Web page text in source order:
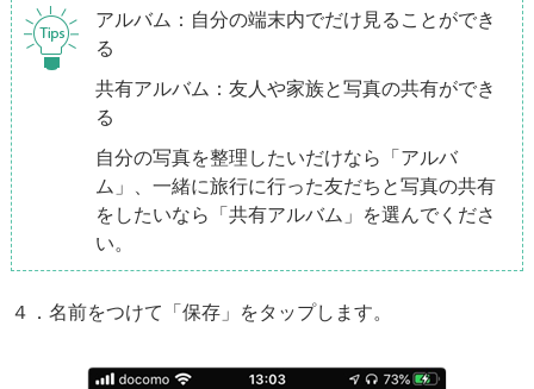
アルバム：自分の端末内でだけ見ることができ
る
共有アルバム：友人や家族と写真の共有ができ
る
自分の写真を整理したいだけなら「アルバ
ム」、一緒に旅行に行った友だちと写真の共有
をしたいなら「共有アルバム」を選んでくださ
い。
４．名前をつけて「保存」をタップします。